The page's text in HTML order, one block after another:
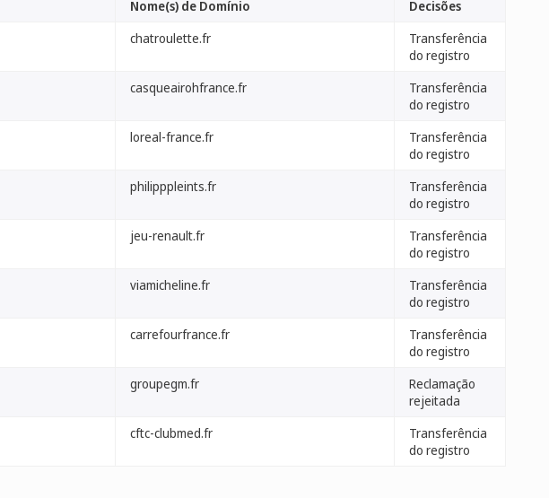
Nome(s) de Domínio
Decisões
chatroulette.fr
Transferência
do registro
casqueairohfrance.fr
Transferência
do registro
loreal-france.fr
Transferência
do registro
philipppleints.fr
Transferência
do registro
jeu-renault.fr
Transferência
do registro
viamicheline.fr
Transferência
do registro
carrefourfrance.fr
Transferência
do registro
groupegm.fr
Reclamação
rejeitada
cftc-clubmed.fr
Transferência
do registro